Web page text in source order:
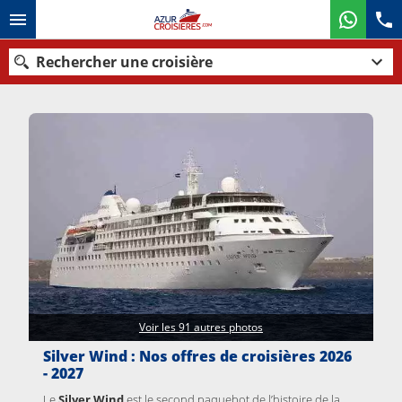
Rechercher une croisière
Mois de départ
Ports Compagnies
Rechercher
Silver Wind : Nos offres de croisières 2026
- 2027
Voir les 91 autres photos